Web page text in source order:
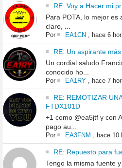
RE: Voy a Hacer mi
Para POTA, lo mejor es
claro, ...
Por EA1CN, hace 6
RE: Un aspirante
Un cordial saludo
conocido ho...
Por EA1RY, hace 7
RE: REMOTIZAR
FTDX101D
+1 como @ea5jtf y con
pago au...
Por EA3FNM , hace 10
RE: Repuesto para
Tengo la misma fuente